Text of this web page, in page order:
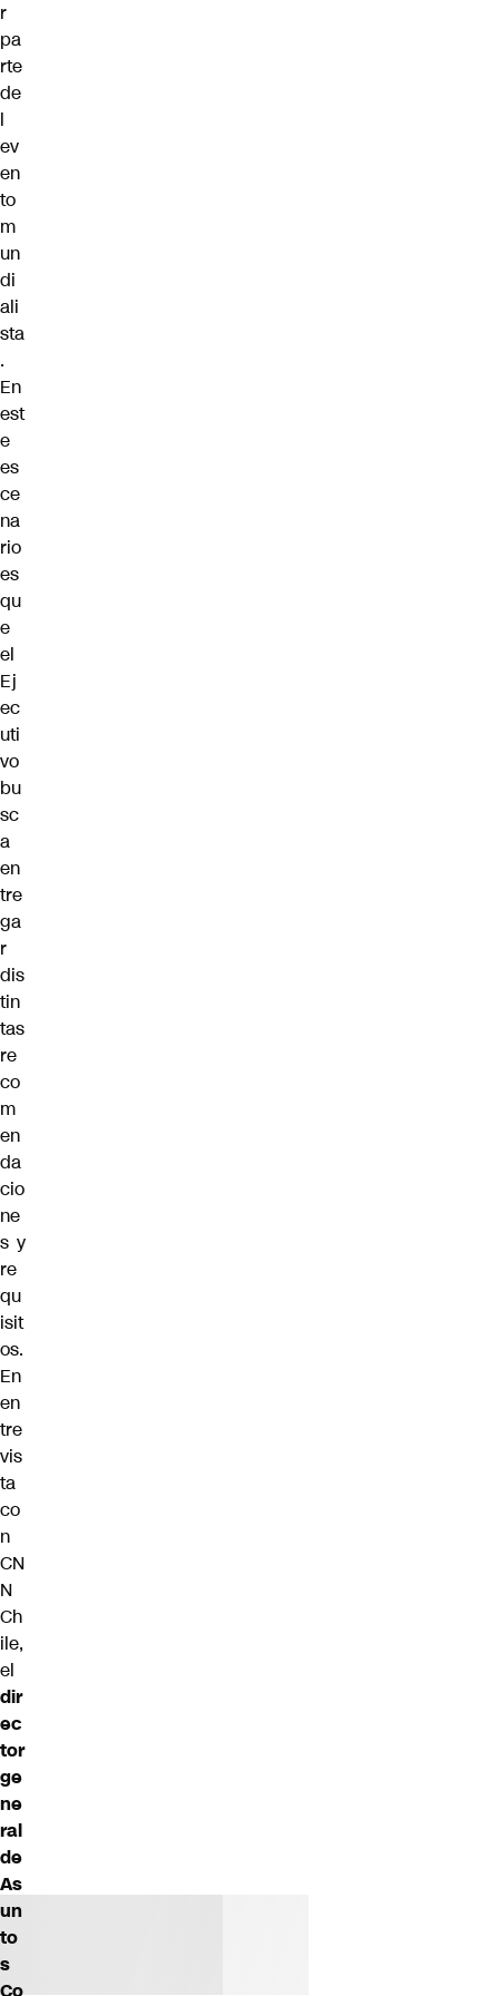
r
pa
rte
de
l
ev
en
to
m
un
di
ali
sta
.
En
est
e
es
ce
na
rio
es
qu
e
el
Ej
ec
uti
vo
bu
sc
a
en
tre
ga
r
dis
tin
tas
re
co
m
en
da
cio
ne
s y
re
qu
isit
os.
En
en
tre
vis
ta
co
n
CN
N
Ch
ile,
el
dir
ec
tor
ge
ne
ral
de
As
un
to
s
Co